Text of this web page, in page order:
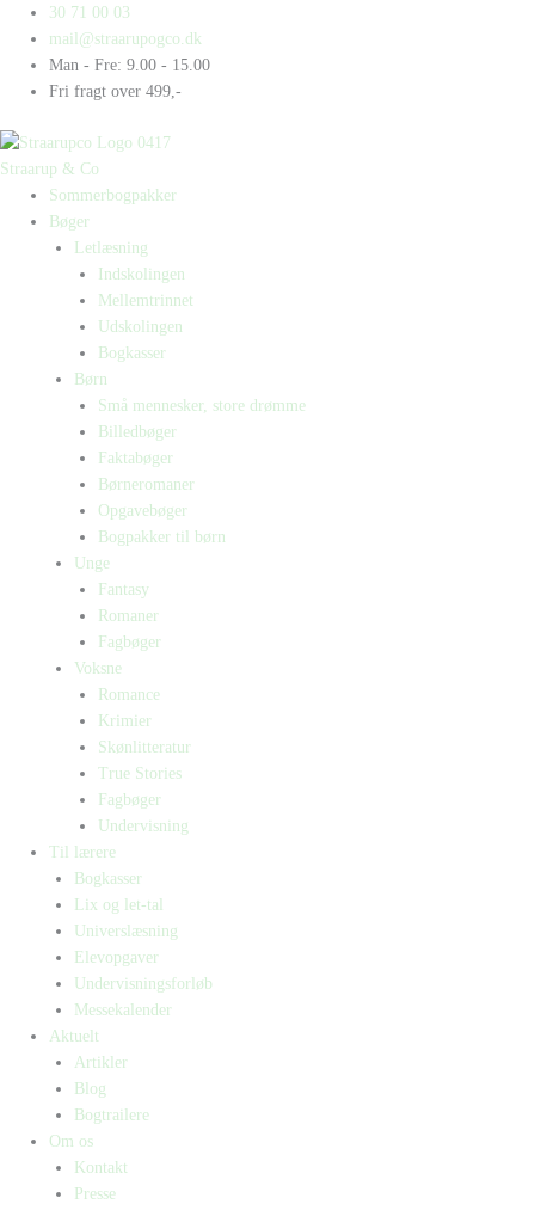
indholdet
30 71 00 03
mail@straarupogco.dk
Man - Fre: 9.00 - 15.00
Fri fragt over 499,-
Straarup & Co
Sommerbogpakker
Bøger
Letlæsning
Indskolingen
Mellemtrinnet
Udskolingen
Bogkasser
Børn
Små mennesker, store drømme
Billedbøger
Faktabøger
Børneromaner
Opgavebøger
Bogpakker til børn
Unge
Fantasy
Romaner
Fagbøger
Voksne
Romance
Krimier
Skønlitteratur
True Stories
Fagbøger
Undervisning
Til lærere
Bogkasser
Lix og let-tal
Universlæsning
Elevopgaver
Undervisningsforløb
Messekalender
Aktuelt
Artikler
Blog
Bogtrailere
Om os
Kontakt
Presse
Products
search
Products
search
Kom
komma